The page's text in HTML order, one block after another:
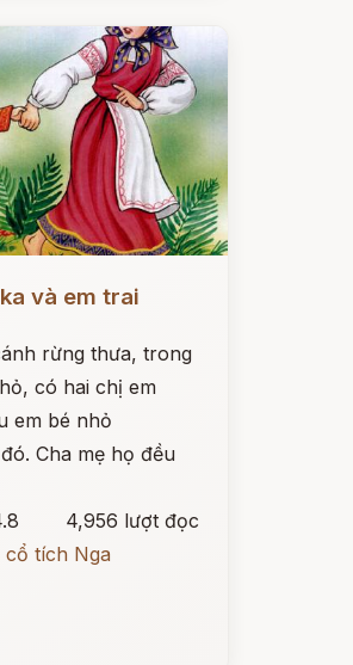
và em trai
rừng thưa, trong
có hai chị em
em bé nhỏ
Cha mẹ họ đều
4,956 lượt đọc
tích Nga